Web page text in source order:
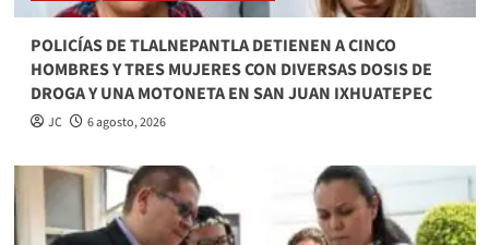
POLICÍAS DE TLALNEPANTLA DETIENEN A CINCO
HOMBRES Y TRES MUJERES CON DIVERSAS DOSIS DE
DROGA Y UNA MOTONETA EN SAN JUAN IXHUATEPEC
JC 6 agosto, 2026